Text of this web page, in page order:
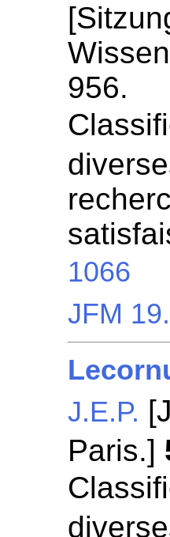
956.
1066
JFM
J.E.P.
Paris.]